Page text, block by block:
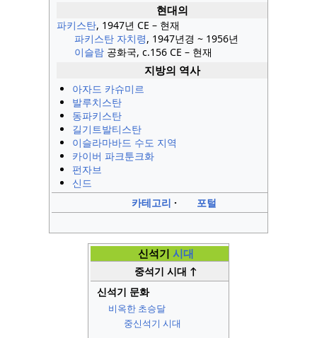
현대의
파키스탄, 1947년 CE – 현재
파키스탄 자치령, 1947년경 ~ 1956년
이슬람 공화국, c.156 CE – 현재
지방의 역사
아자드 카슈미르
발루치스탄
동파키스탄
길기트발티스탄
이슬라마바드 수도 지역
카이버 파크툰크화
펀자브
신드
카테고리
포털
신석기 시대
중석기 시대 ↑
신석기 문화
비옥한 초승달
중신석기 시대